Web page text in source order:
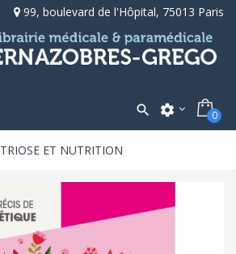
99, boulevard de l'Hôpital, 75013 Paris
 settings 0
ET NUTRITION